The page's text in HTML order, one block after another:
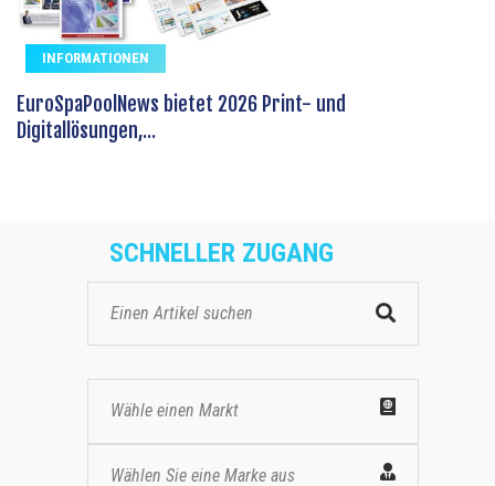
INFORMATIONEN
EuroSpaPoolNews bietet 2026 Print- und
Digitallösungen,...
SCHNELLER ZUGANG
Wähle einen Markt
Wählen Sie eine Marke aus